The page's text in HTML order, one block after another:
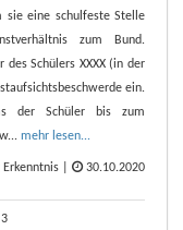
sie eine schulfeste Stelle
zum Bund.
Schülers XXXX (in der
ein.
der Schüler bis zum
mehr lesen...
| 30.10.2020